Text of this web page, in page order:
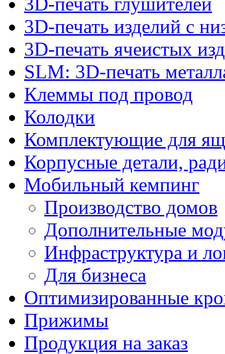
3D-печать изделий с
3D-печать ячеистых
SLM: 3D-печать
Клеммы под провод
Колодки
Комплектующие для
Корпусные детали,
Мобильный кемпинг
Производство домов
Дополнительные
Инфраструктура и
Для бизнеса
Оптимизированные
Прижимы
Продукция на заказ